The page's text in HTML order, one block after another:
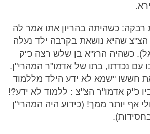
רבקה: כשהיתה בהריון אתו אמר לה
הצ"צ שהיא נושאת בקרבה ילד נעלה
כשהיה הרז"א בן שלש רצה כ"ק
עם נכדתו, בתו של אדמו"ר המהרי"ן.
חששו "שמא לא ידע הילד מללמוד
כ"ק אדמו"ר הצ"צ : ללמוד לא ידע?!
אף יותר ממך! (כידוע היה המהרי"ן